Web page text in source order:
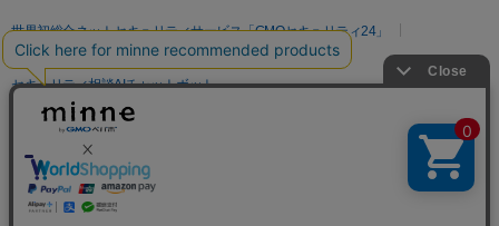
世界初総合ネットセキュリティサービス「GMOセキュリティ24」
パスワード漏洩診断
Webサイトリスク診断
セキュリティ相談AIチャットボット
実在証明・盗聴対策
サイバー攻撃対策（GMO Flatt Security）
セキュリティ事業の軌跡